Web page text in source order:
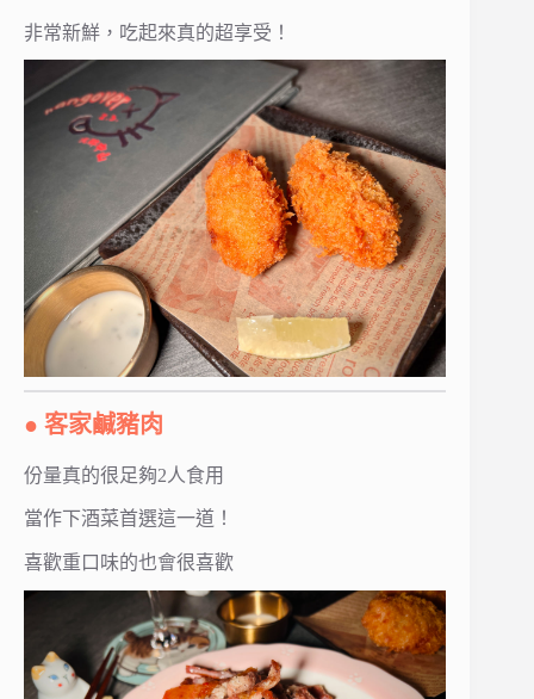
非常新鮮，吃起來真的超享受！
● 客家鹹豬肉
份量真的很足夠2人食用
當作下酒菜首選這一道！
喜歡重口味的也會很喜歡